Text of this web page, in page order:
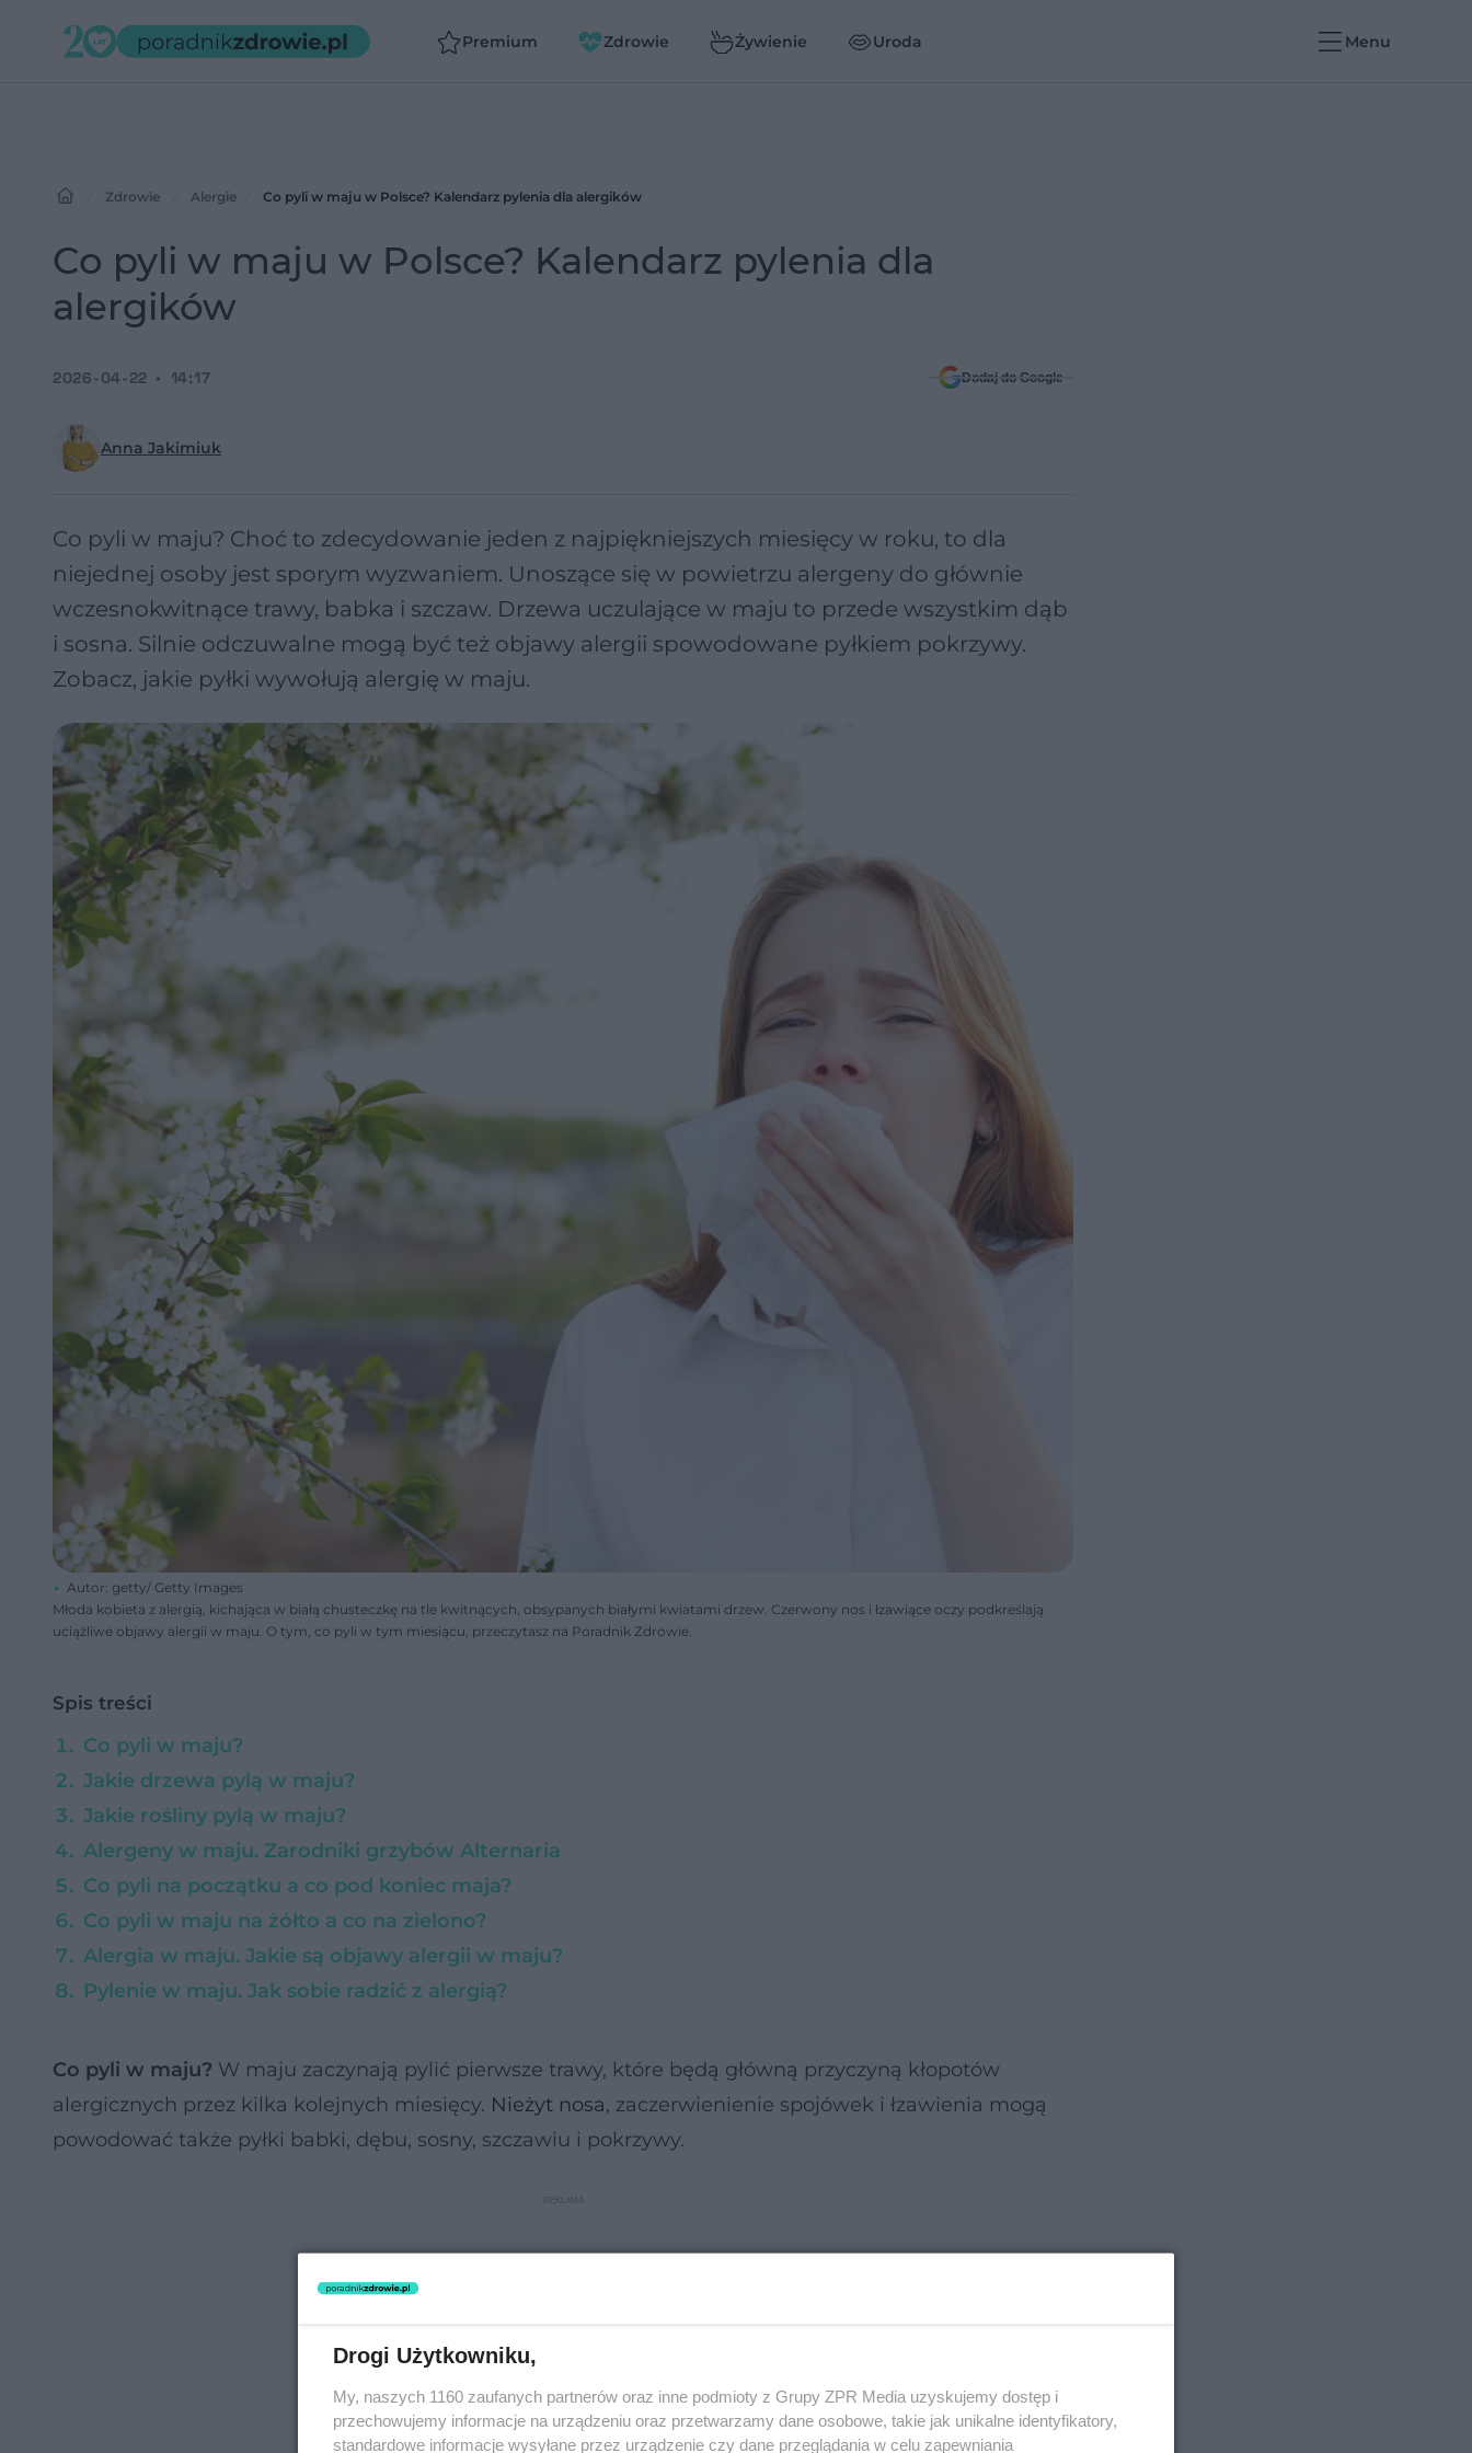
Premium Zdrowie Żywienie Uroda Menu
Zdrowie Alergie Co pyli w maju w Polsce? Kalendarz pylenia dla alergików
Co pyli w maju w Polsce? Kalendarz pylenia dla
alergików
Anna Jakimiuk
2026-04-22 14:17 Dodaj do Google
Co pyli w maju? Choć to zdecydowanie jeden z najpiękniejszych miesięcy w roku, to dla
niejednej osoby jest sporym wyzwaniem. Unoszące się w powietrzu alergeny do głównie
wczesnokwitnące trawy, babka i szczaw. Drzewa uczulające w maju to przede wszystkim dąb
i sosna. Silnie odczuwalne mogą być też objawy alergii spowodowane pyłkiem pokrzywy.
Zobacz, jakie pyłki wywołują alergię w maju.
Autor: getty/ Getty Images
Młoda kobieta z alergią, kichająca w białą chusteczkę na tle kwitnących, obsypanych białymi kwiatami drzew. Czerwony nos i łzawiące oczy podkreślają
uciążliwe objawy alergii w maju. O tym, co pyli w tym miesiącu, przeczytasz na Poradnik Zdrowie.
Spis treści
Co pyli w maju?
Jakie drzewa pylą w maju?
Jakie rośliny pylą w maju?
Alergeny w maju. Zarodniki grzybów Alternaria
Co pyli na początku a co pod koniec maja?
Co pyli w maju na żółto a co na zielono?
Alergia w maju. Jakie są objawy alergii w maju?
Pylenie w maju. Jak sobie radzić z alergią?
Co pyli w maju? W maju zaczynają pylić pierwsze trawy, które będą główną przyczyną kłopotów
alergicznych przez kilka kolejnych miesięcy. Nieżyt nosa, zaczerwienienie spojówek i łzawienia mogą
powodować także pyłki babki, dębu, sosny, szczawiu i pokrzywy.
Drogi Użytkowniku,
My, naszych 1160 zaufanych partnerów oraz inne podmioty z Grupy ZPR Media uzyskujemy dostęp i
przechowujemy informacje na urządzeniu oraz przetwarzamy dane osobowe, takie jak unikalne identyfikatory,
standardowe informacje wysyłane przez urządzenie czy dane przeglądania w celu zapewniania